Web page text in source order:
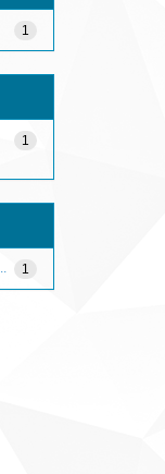
1
1
1